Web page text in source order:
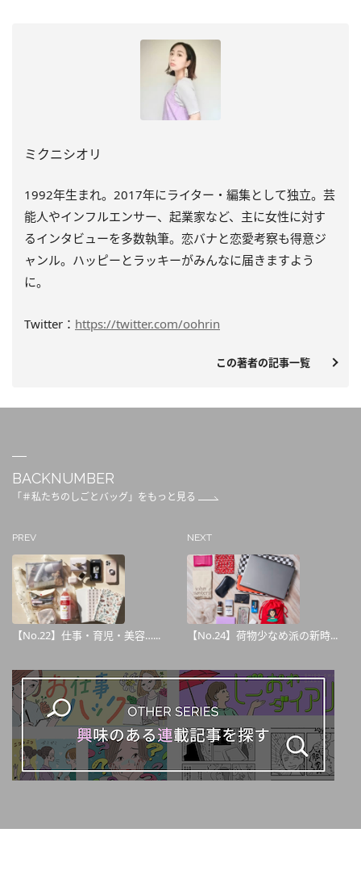
ミクニシオリ
1992年生まれ。2017年にライター・編集として独立。芸
能人やインフルエンサー、起業家など、主に女性に対す
るインタビューを多数執筆。恋バナと恋愛考察も得意ジ
ャンル。ハッピーとラッキーがみんなに届きますよう
に。
Twitter： https://twitter.com/oohrin
この著者の記事一覧
BACKNUMBER
「＃私たちのしごとバッグ」をもっと見る
PREV
【No.22】仕事・育児・美容…...
NEXT
【No.24】荷物少なめ派の新時...